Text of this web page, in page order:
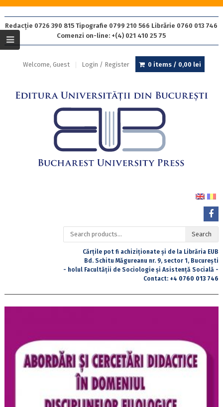
Redacție 0726 390 815 Tipografie 0799 210 566 Librărie 0760 013 746
Comenzi on-line: +(4) 021 410 25 75
Welcome, Guest Login / Register 0 items / 0,00 lei
Search
for:
Search
Cărțile pot fi achiziționate și de la Librăria EUB
Bd. Schitu Măgureanu nr. 9, sector 1, București
- holul Facultății de Sociologie și Asistență Socială -
Contact: +4 0760 013 746